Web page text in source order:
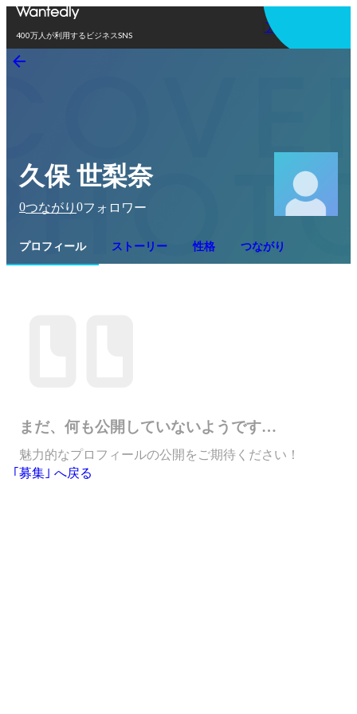
400万人が利用するビジネスSNS
アプリを使う
久保 世梨奈
0つながり 0フォロワー
プロフィール ストーリー 性格 つながり
まだ、何も公開していないようです…
魅力的なプロフィールの公開をご期待ください！
｢募集｣ へ戻る